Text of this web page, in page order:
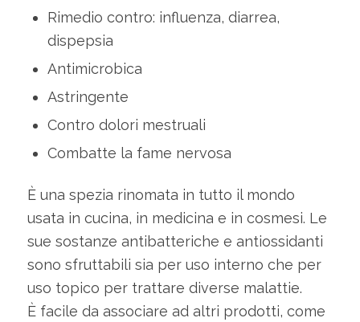
Rimedio contro: influenza, diarrea,
dispepsia
Antimicrobica
Astringente
Contro dolori mestruali
Combatte la fame nervosa
È una spezia rinomata in tutto il mondo
usata in cucina, in medicina e in cosmesi. Le
sue sostanze antibatteriche e antiossidanti
sono sfruttabili sia per uso interno che per
uso topico per trattare diverse malattie.
È facile da associare ad altri prodotti, come